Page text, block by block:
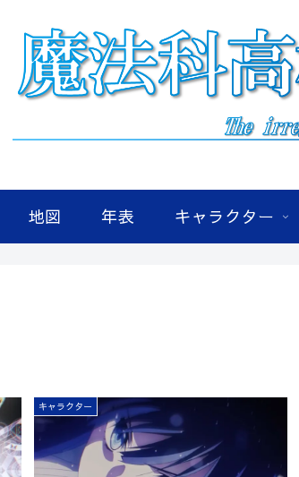
地図 年表 キャラクター
キャラクター